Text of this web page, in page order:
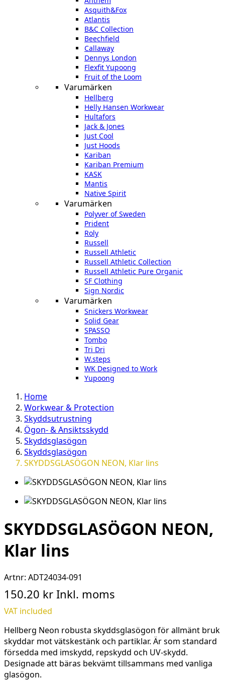
Asquith&Fox
Atlantis
B&C Collection
Beechfield
Callaway
Dennys London
Flexfit Yupoong
Fruit of the Loom
Varumärken
Hellberg
Helly Hansen Workwear
Hultafors
Jack & Jones
Just Cool
Just Hoods
Kariban
Kariban Premium
KASK
Mantis
Native Spirit
Varumärken
Polyver of Sweden
Prident
Roly
Russell
Russell Athletic
Russell Athletic Collection
Russell Athletic Pure Organic
SF Clothing
Sign Nordic
Varumärken
Snickers Workwear
Solid Gear
SPASSO
Tombo
Tri Dri
W.steps
WK Designed to Work
Yupoong
Home
Workwear & Protection
Skyddsutrustning
Ögon- & Ansiktsskydd
Skyddsglasögon
Skyddsglasögon
SKYDDSGLASÖGON NEON, Klar lins
SKYDDSGLASÖGON NEON,
Klar lins
Artnr: ADT24034-091
150.20 kr Inkl. moms
VAT included
Hellberg Neon robusta skyddsglasögon för allmänt bruk
skyddar mot vätskestänk och partiklar. Är som standard
försedda med imskydd, repskydd och UV-skydd.
Designade att bäras bekvämt tillsammans med vanliga
glasögon.